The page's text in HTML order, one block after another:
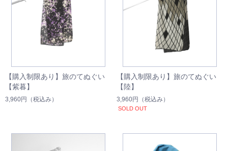
【購入制限あり】旅のてぬぐい
【紫暮】
3,960円 （税込み）
【購入制限あり】旅のてぬぐい
【陸】
3,960円 （税込み）
SOLD OUT